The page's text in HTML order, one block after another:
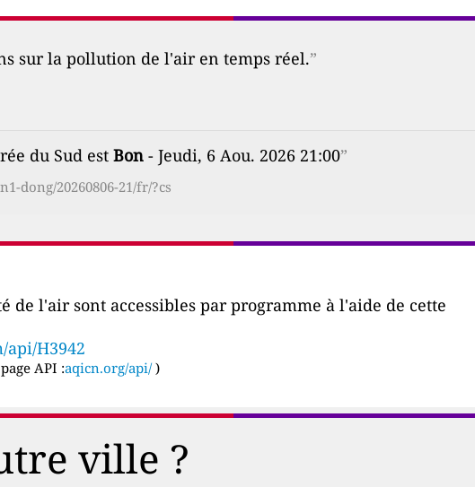
sur la pollution de l'air en temps réel.”
du Sud est Bon - Jeudi, 6 Aou. 2026 21:00”
dong/20260806-21/fr/?cs
l'air sont accessibles par programme à l'aide de cette
H3942
API :aqicn.org/api/ )
ville ?